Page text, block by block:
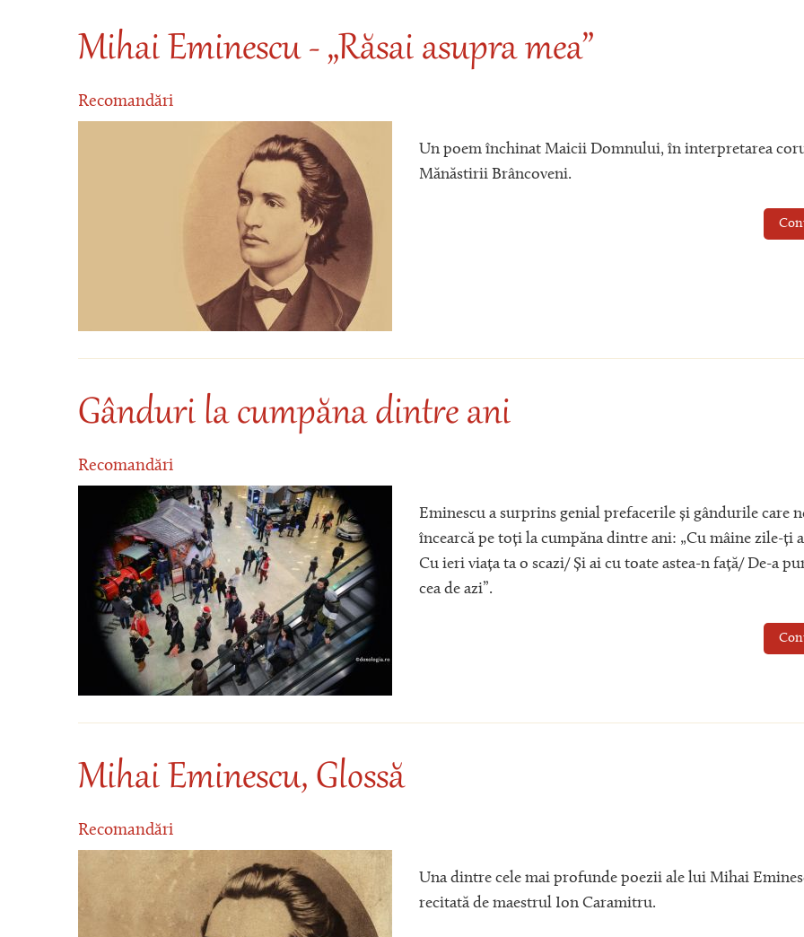
Mihai Eminescu - „Răsai asupra mea”
Recomandări
Un poem închinat Maicii Domnului, în interpretarea
Mănăstirii Brâncoveni.
Gânduri la cumpăna dintre ani
Recomandări
Eminescu a surprins genial prefacerile și gândurile care
încearcă pe toți la cumpăna dintre ani: „Cu mâine zile-ți
Cu ieri viața ta o scazi/ Și ai cu toate astea-n față/ De-a
cea de azi”.
Mihai Eminescu, Glossă
Recomandări
Una dintre cele mai profunde poezii ale lui Mihai
recitată de maestrul Ion Caramitru.